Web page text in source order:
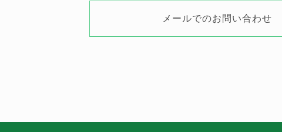
メールでのお問い合わせ